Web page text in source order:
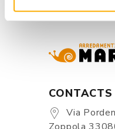
CONTACTS
Via
Zoppola